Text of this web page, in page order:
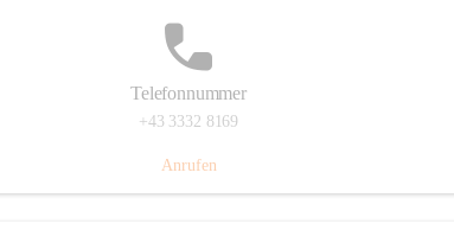
Telefonnummer
+43 3332 8169
Anrufen